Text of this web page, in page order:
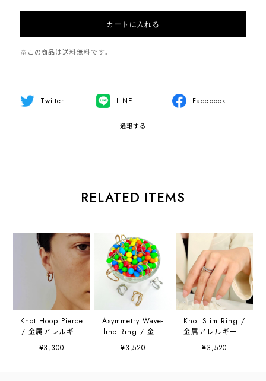
カートに入れる
※この商品は送料無料です。
Twitter LINE Facebook
通報する
RELATED ITEMS
Knot Hoop Pierce
/ 金属アレルギー
対応
¥3,300
Asymmetry Wave-
line Ring / 金属
アレルギー対応
¥3,520
Knot Slim Ring /
金属アレルギー対
応
¥3,520